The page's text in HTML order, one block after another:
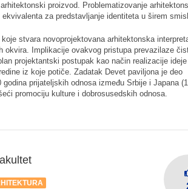
proizvod. Problematizovanje
za predstavljanje identiteta u širem
stvara novoprojektovana arhitektonska
okvira. Implikacije ovakvog pristupa prevazilaze
projektantski postupak kao način realizacije
iz koje potiče. Zadatak Devet paviljonaje deo
prijateljskih odnosa između Srbije i Japana
promociju kulture i dobrosusedskih odnosa.